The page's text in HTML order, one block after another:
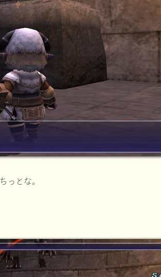
っとな。